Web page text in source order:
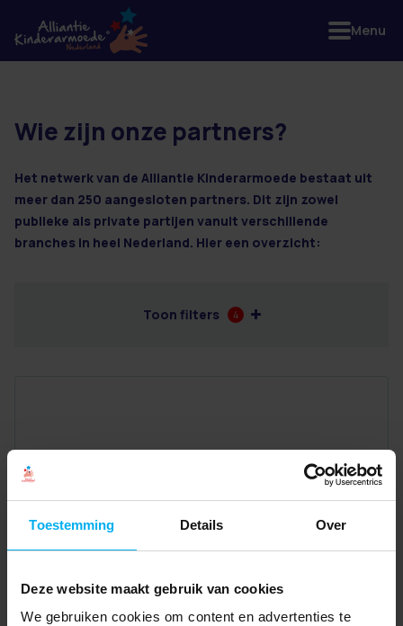
Toestemming Details Over
Deze website maakt gebruik van cookies
We gebruiken cookies om content en advertenties te
2 resultaten
Wie zijn onze partners?
Het netwerk van de Alliantie Kinderarmoede bestaat uit
meer dan 250 aangesloten partners. Dit zijn zowel
publieke als private partijen vanuit verschillende
branches in heel Nederland. Hier een overzicht:
Toon filters 4
Menu